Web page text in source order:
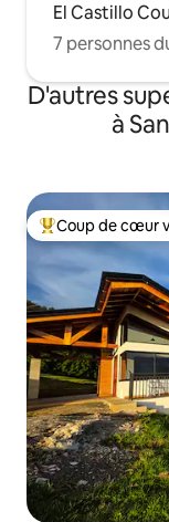
El Castillo
7 personnes
D'autres
à
Coup de cœur
Coup de cœur